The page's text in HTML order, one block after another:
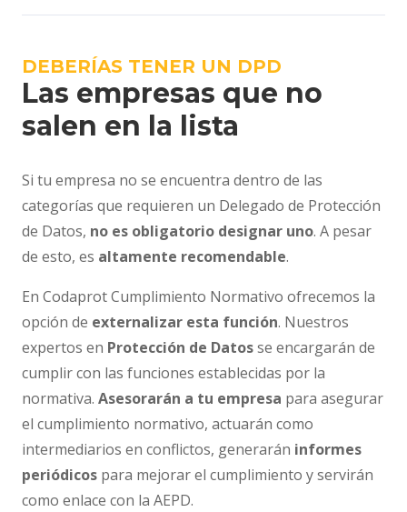
DEBERÍAS TENER UN DPD
Las empresas que no
salen en la lista
Si tu empresa no se encuentra dentro de las
categorías que requieren un Delegado de Protección
de Datos, no es obligatorio designar uno. A pesar
de esto, es altamente recomendable.
En Codaprot Cumplimiento Normativo ofrecemos la
opción de externalizar esta función. Nuestros
expertos en Protección de Datosse encargarán de
cumplir con las funciones establecidas por la
normativa. Asesorarán a tu empresa para asegurar
el cumplimiento normativo, actuarán como
intermediarios en conflictos, generarán informes
periódicos para mejorar el cumplimiento y servirán
como enlace con la AEPD.